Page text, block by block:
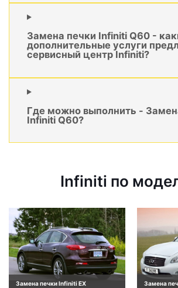
Замена печки Infiniti Q60 -
дополнительные услуги
сервисный центр Infiniti?
Где можно выполнить -
Infiniti Q60?
Infiniti по
Замена печки Infiniti EX Замена